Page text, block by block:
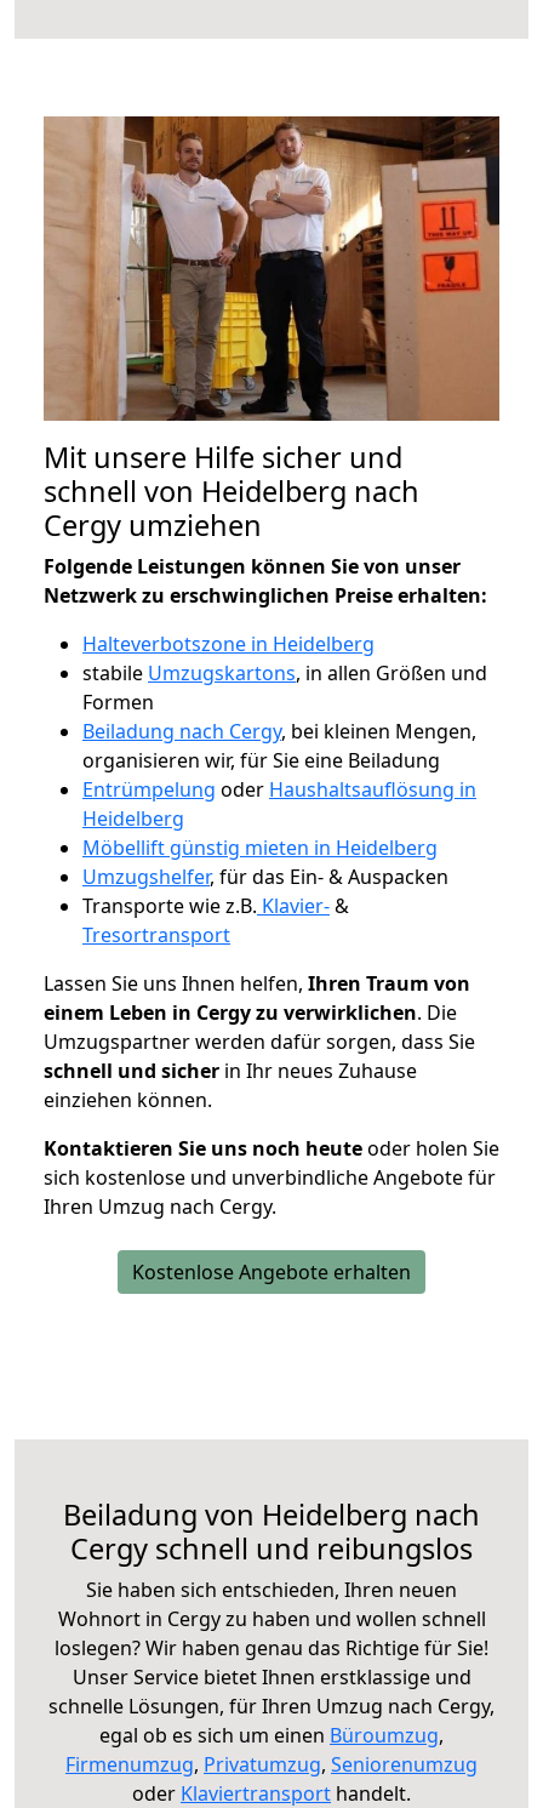
Mit unsere Hilfe sicher und
schnell von Heidelberg nach
Cergy umziehen
Folgende Leistungen können Sie von unser
Netzwerk zu erschwinglichen Preise erhalten:
Halteverbotszone in Heidelberg
stabile Umzugskartons, in allen Größen und
Formen
Beiladung nach Cergy, bei kleinen Mengen,
organisieren wir, für Sie eine Beiladung
Entrümpelung oder Haushaltsauflösung in
Heidelberg
Möbellift günstig mieten in Heidelberg
Umzugshelfer, für das Ein- & Auspacken
Transporte wie z.B. Klavier-&
Tresortransport
Lassen Sie uns Ihnen helfen, Ihren Traum von
einem Leben in Cergy zu verwirklichen. Die
Umzugspartner werden dafür sorgen, dass Sie
schnell und sicher in Ihr neues Zuhause
einziehen können.
Kontaktieren Sie uns noch heuteoder holen Sie
sich kostenlose und unverbindliche Angebote für
Ihren Umzug nach Cergy.
Kostenlose Angebote erhalten
Beiladung von Heidelberg nach
Cergy schnell und reibungslos
Sie haben sich entschieden, Ihren neuen
Wohnort in Cergy zu haben und wollen schnell
loslegen? Wir haben genau das Richtige für Sie!
Unser Service bietet Ihnen erstklassige und
schnelle Lösungen, für Ihren Umzug nach Cergy,
egal ob es sich um einen Büroumzug,
Firmenumzug, Privatumzug, Seniorenumzug
oder Klaviertransport handelt.